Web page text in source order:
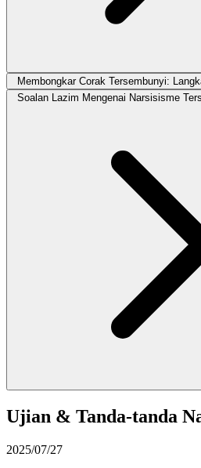
Membongkar Corak Tersembunyi:
Soalan Lazim Mengenai Narsisisme
Ujian & Tanda-tanda
2025/07/27